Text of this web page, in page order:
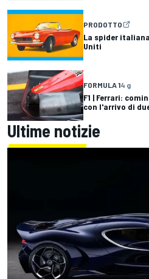
PRODOTTO
La spider
Uniti
FORMULA 14 g
F1 | Ferrari:
con l'arrivo di
Ultime notizie